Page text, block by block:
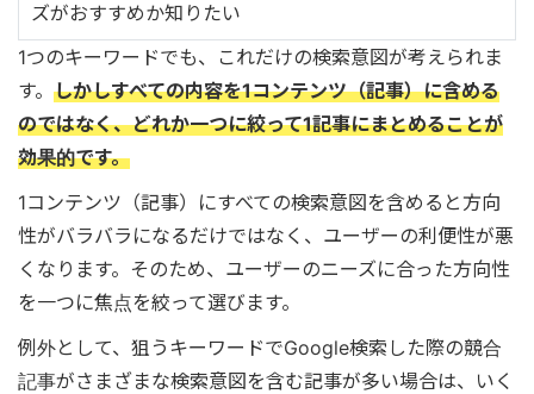
ズがおすすめか知りたい
1つのキーワードでも、これだけの検索意図が考えられま
す。 しかしすべての内容を1コンテンツ（記事）に含める
のではなく、どれか一つに絞って1記事にまとめることが
効果的です。
1コンテンツ（記事）にすべての検索意図を含めると方向
性がバラバラになるだけではなく、ユーザーの利便性が悪
くなります。そのため、ユーザーのニーズに合った方向性
を一つに焦点を絞って選びます。
例外として、狙うキーワードでGoogle検索した際の競合
記事がさまざまな検索意図を含む記事が多い場合は、いく